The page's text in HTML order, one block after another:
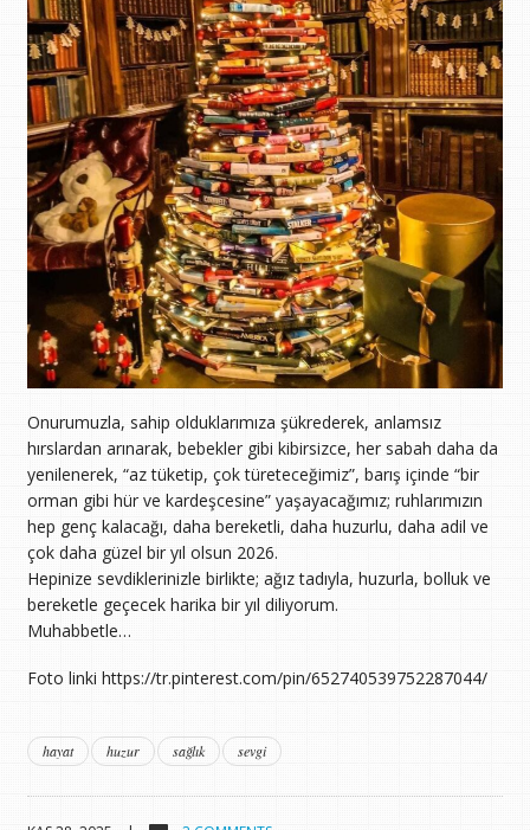
Onurumuzla, sahip olduklarımıza şükrederek, anlamsız
hırslardan arınarak, bebekler gibi kibirsizce, her sabah daha da
yenilenerek, “az tüketip, çok türeteceğimiz”, barış içinde “bir
orman gibi hür ve kardeşcesine” yaşayacağımız; ruhlarımızın
hep genç kalacağı, daha bereketli, daha huzurlu, daha adil ve
çok daha güzel bir yıl olsun 2026.
Hepinize sevdiklerinizle birlikte; ağız tadıyla, huzurla, bolluk ve
bereketle geçecek harika bir yıl diliyorum.
Muhabbetle…
Foto linki https://tr.pinterest.com/pin/652740539752287044/
hayat huzur sağlık sevgi